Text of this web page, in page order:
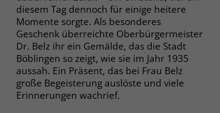
diesem Tag dennoch für einige heitere
Momente sorgte. Als besonderes
Geschenk überreichte Oberbürgermeister
Dr. Belz ihr ein Gemälde, das die Stadt
Böblingen so zeigt, wie sie im Jahr 1935
aussah. Ein Präsent, das bei Frau Belz
große Begeisterung auslöste und viele
Erinnerungen wachrief.
Name cookie_optin
Anbieter www.stiftung-liebenau.de
Laufzeit 1 Monat
Zweck
Behält die Zustimmung des Benutzers
zum Cookie Opt-In
Anbieter www.clarity.ms
Laufzeit 1 Jahr
Zweck
Microsoft Clarity setzt dieses Cookie,
um die Seitenaufrufe eines Benutzers
zu speichern und in einer einzigen
Sitzungsaufzeichnung
zusammenzufassen.